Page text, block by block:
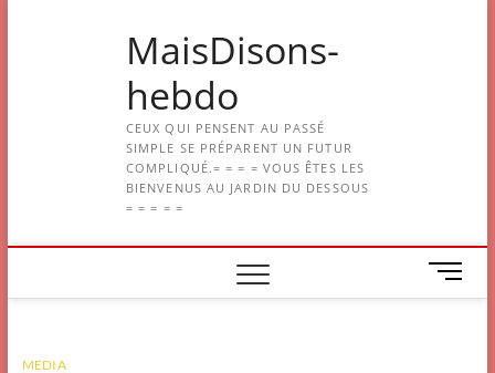
MaisDisons-
hebdo
CEUX QUI PENSENT AU PASSÉ
SIMPLE SE PRÉPARENT UN FUTUR
COMPLIQUÉ.= = = = VOUS ÊTES LES
BIENVENUS AU JARDIN DU DESSOUS
= = = = =
M
e
MEDIA